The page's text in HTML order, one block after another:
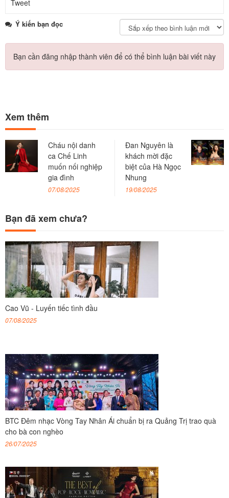
Tweet
Ý kiến bạn đọc
Bạn cần đăng nhập thành viên để có thể bình luận bài viết này
Xem thêm
Cháu nội danh
ca Chế Linh
muốn nối nghiệp
gia đình
07/08/2025
Đan Nguyên là
khách mời đặc
biệt của Hà Ngọc
Nhung
19/08/2025
Bạn đã xem chưa?
Cao Vũ - Luyến tiếc tình đầu
07/08/2025
BTC Đêm nhạc Vòng Tay Nhân Ái chuẩn bị ra Quảng Trị trao quà
cho bà con nghèo
26/07/2025